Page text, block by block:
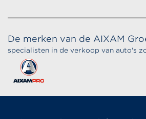
De merken van de AIXAM
specialisten in de verkoop van auto's